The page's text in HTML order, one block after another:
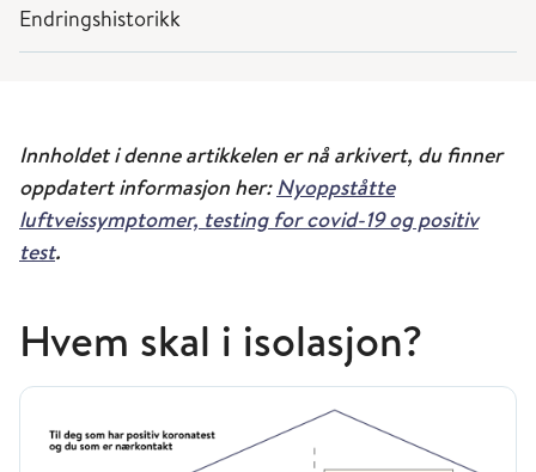
Endringshistorikk
Innholdet i denne artikkelen er nå arkivert, du finner
oppdatert informasjon her:Nyoppståtte
luftveissymptomer, testing for covid-19 og positiv
test.
Hvem skal i isolasjon?